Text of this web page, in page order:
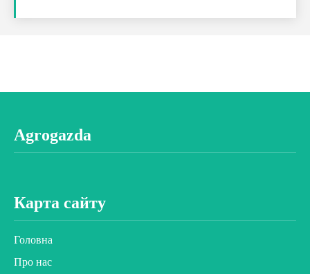
Agrogazda
Карта сайту
Головна
Про нас